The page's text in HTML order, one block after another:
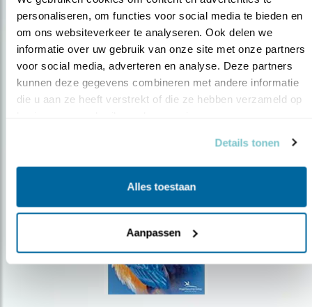
personaliseren, om functies voor social media te bieden en
om ons websiteverkeer te analyseren. Ook delen we
informatie over uw gebruik van onze site met onze partners
voor social media, adverteren en analyse. Deze partners
kunnen deze gegevens combineren met andere informatie
die u aan ze heeft verstrekt of die ze hebben verzameld op
Details tonen
Alles toestaan
Aanpassen
over vogels en activiteiten van Vogelbescherming.
AANMELDEN VOGELNIEUWS
Volg ons via social media